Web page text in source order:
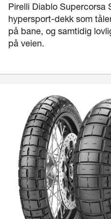
Pirelli Diablo Supercorsa
hypersport-dekk som
på bane, og samtidig
på veien.